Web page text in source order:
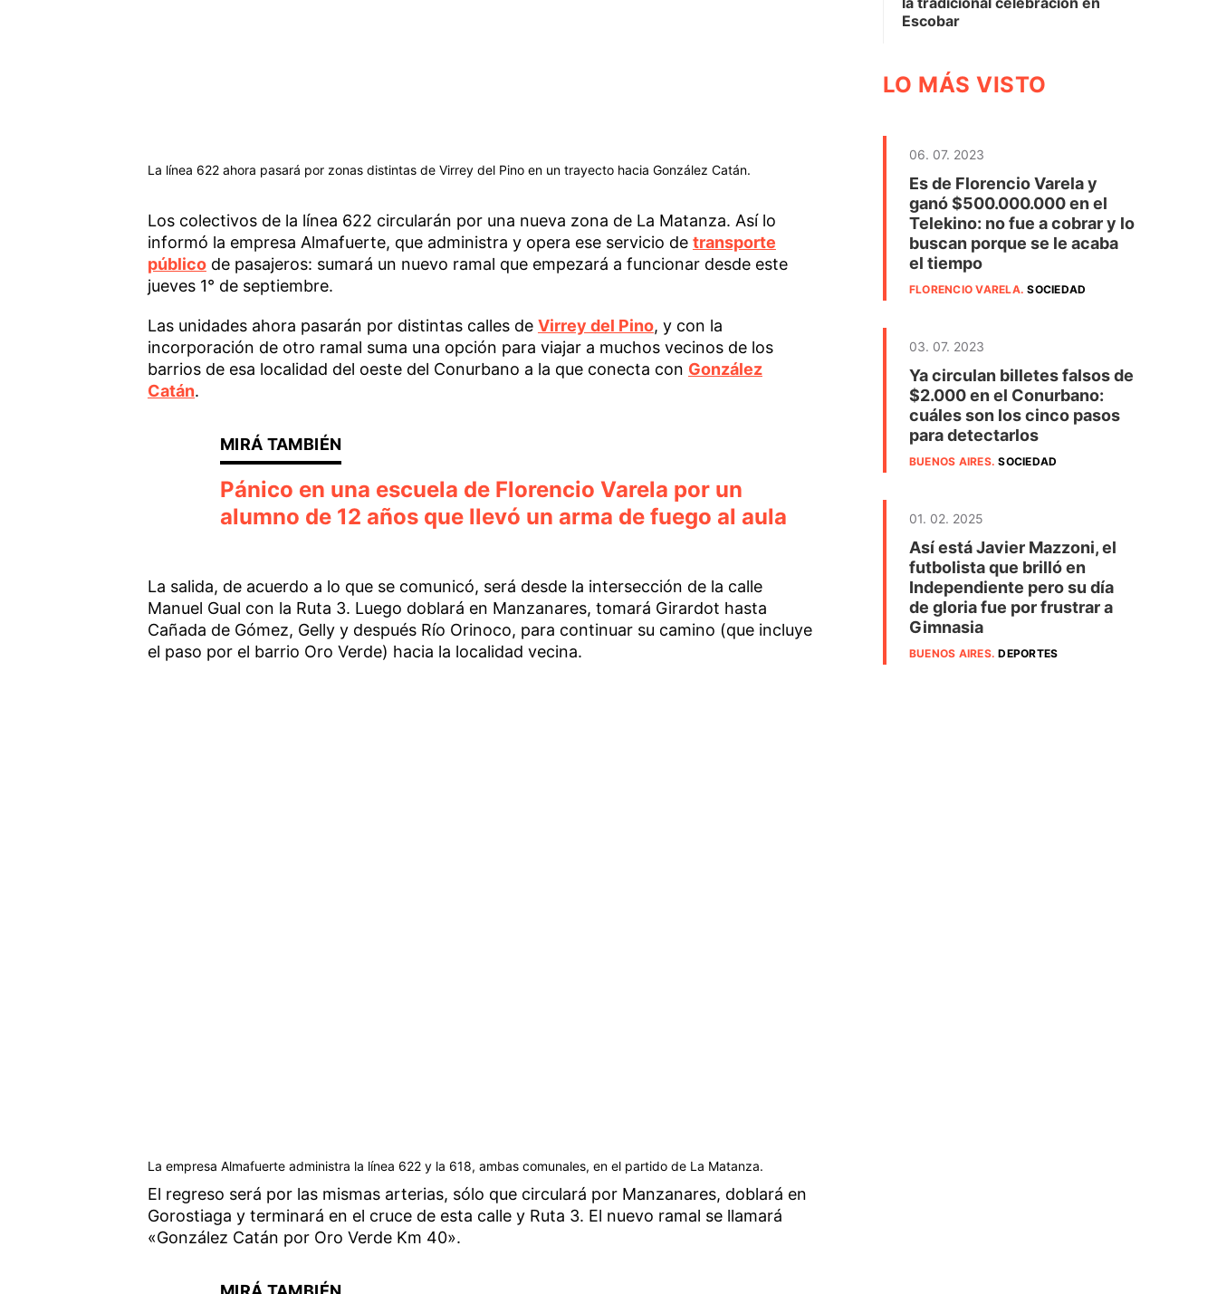
La línea 622 ahora pasará por zonas distintas de Virrey del Pino en un trayecto hacia González Catán.
Los colectivos de la línea 622 circularán por una nueva zona de La Matanza. Así lo
informó la empresa Almafuerte, que administra y opera ese servicio de transporte
públicode pasajeros: sumará un nuevo ramal que empezará a funcionar desde este
jueves 1° de septiembre.
Las unidades ahora pasarán por distintas calles de Virrey del Pino, y con la
incorporación de otro ramal suma una opción para viajar a muchos vecinos de los
barrios de esa localidad del oeste del Conurbano a la que conecta con González
Catán.
Pánico en una escuela de Florencio Varela por un
alumno de 12 años que llevó un arma de fuego al aula
La salida, de acuerdo a lo que se comunicó, será desde la intersección de la calle
Manuel Gual con la Ruta 3. Luego doblará en Manzanares, tomará Girardot hasta
Cañada de Gómez, Gelly y después Río Orinoco, para continuar su camino (que incluye
el paso por el barrio Oro Verde) hacia la localidad vecina.
La empresa Almafuerte administra la línea 622 y la 618, ambas comunales, en el partido de La Matanza.
El regreso será por las mismas arterias, sólo que circulará por Manzanares, doblará en
Gorostiaga y terminará en el cruce de esta calle y Ruta 3. El nuevo ramal se llamará
«González Catán por Oro Verde Km 40».
Escobar
LO MÁS VISTO
06. 07. 2023
Es de Florencio Varela y
ganó $500.000.000 en el
Telekino: no fue a cobrar y lo
buscan porque se le acaba
el tiempo
FLORENCIO VARELA.SOCIEDAD
03. 07. 2023
Ya circulan billetes falsos de
$2.000 en el Conurbano:
cuáles son los cinco pasos
para detectarlos
BUENOS AIRES.SOCIEDAD
01. 02. 2025
Así está Javier Mazzoni, el
futbolista que brilló en
Independiente pero su día
de gloria fue por frustrar a
Gimnasia
BUENOS AIRES.DEPORTES